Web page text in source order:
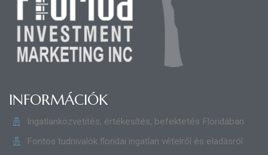
INFORMÁCIÓK
Ingatlanközvetítés, értékesítés, befektetés Floridában
Fontos tudnivalók floridai ingatlan vételről és eladásról